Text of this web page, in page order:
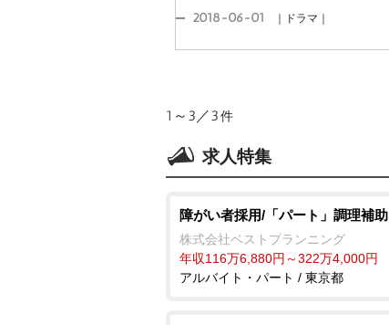
2018-06-01 ｜ドラマ｜
1～3／3件
求人特集
障がい者採用/「パート」調理補助
株式会社ベストプランニング
年収116万6,880円～322万4,000円
アルバイト・パート / 東京都